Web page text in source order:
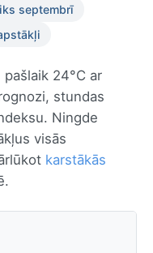
septembrī
24°C ar
stundas
Ningde
visās
karstākās